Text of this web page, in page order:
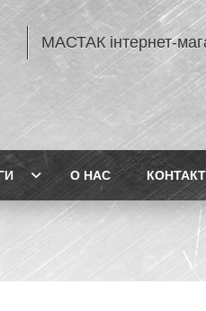
МАСТАК інтернет-
О НАС